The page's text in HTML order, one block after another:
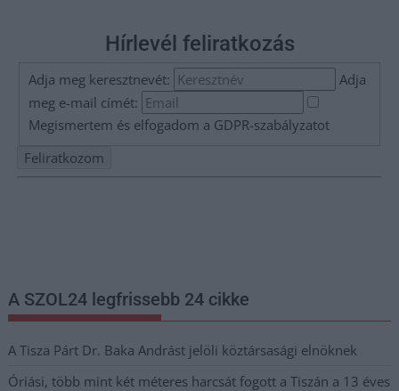
Hírlevél feliratkozás
Adja meg keresztnevét:
Adja
meg e-mail címét:
Megismertem és elfogadom a GDPR-szabályzatot
A SZOL24 legfrissebb 24 cikke
A Tisza Párt Dr. Baka Andrást jelöli köztársasági elnöknek
Óriási, több mint két méteres harcsát fogott a Tiszán a 13 éves